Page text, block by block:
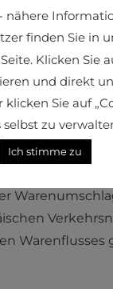
schildert
die
2022. Mit
Warenflusses
nähere
finden Sie in
Klicken Sie
und direkt
Sie auf
zu
Ich stimme zu